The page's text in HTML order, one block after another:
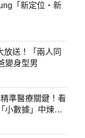
「新定位・新
放送！「兩人同
變身型男
準醫療關鍵！看
小數據」中煉出